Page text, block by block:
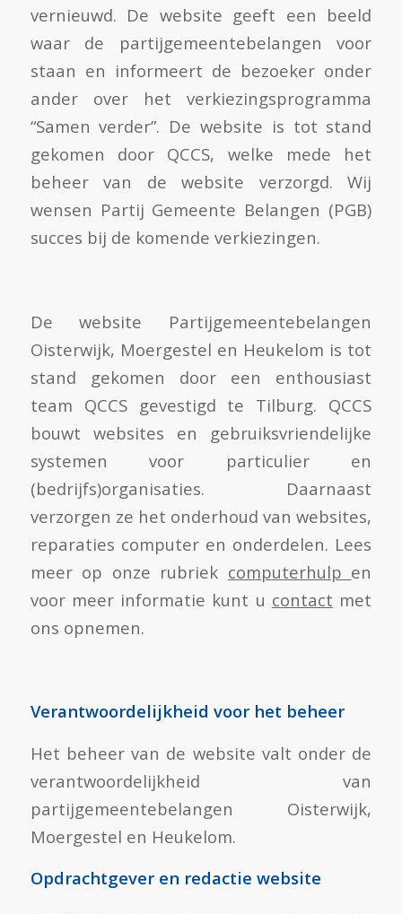
vernieuwd. De website geeft een beeld
waar de partijgemeentebelangen voor
staan en informeert de bezoeker onder
ander over het verkiezingsprogramma
“Samen verder”. De website is tot stand
gekomen door QCCS, welke mede het
beheer van de website verzorgd. Wij
wensen Partij Gemeente Belangen (PGB)
succes bij de komende verkiezingen.
De website Partijgemeentebelangen
Oisterwijk, Moergestel en Heukelom is tot
stand gekomen door een enthousiast
team QCCS gevestigd te Tilburg. QCCS
bouwt websites en gebruiksvriendelijke
systemen voor particulier en
(bedrijfs)organisaties. Daarnaast
verzorgen ze het onderhoud van websites,
reparaties computer en onderdelen. Lees
meer op onze rubriek computerhulp en
voor meer informatie kunt u contact met
ons opnemen.
Verantwoordelijkheid voor het beheer
Het beheer van de website valt onder de
verantwoordelijkheid van
partijgemeentebelangen Oisterwijk,
Moergestel en Heukelom.
Opdrachtgever en redactie website